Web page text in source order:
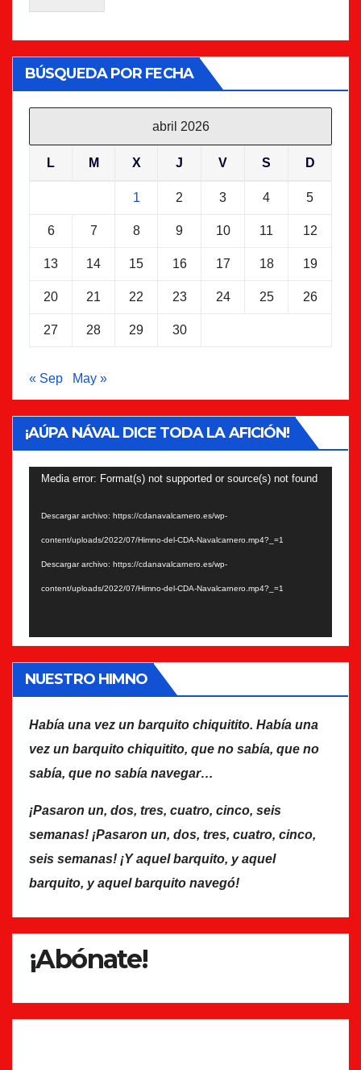
BÚSQUEDA POR FECHA
abril 2026
L M X J V S D
1 2 3 4 5
6 7 8 9 10 11 12
13 14 15 16 17 18 19
20 21 22 23 24 25 26
27 28 29 30
« Sep May »
¡AÚPA NÁVAL DICE TODA LA AFICIÓN!
Reproductor
Media error: Format(s) not supported or source(s) not found
Descargar archivo: https://cdanavalcarnero.es/wp-
content/uploads/2022/07/Himno-del-CDA-Navalcarnero.mp4?_=1
Descargar archivo: https://cdanavalcarnero.es/wp-
content/uploads/2022/07/Himno-del-CDA-Navalcarnero.mp4?_=1
NUESTRO HIMNO
Había una vez un barquito chiquitito. Había una
vez un barquito chiquitito, que no sabía, que no
sabía, que no sabía navegar…
¡Pasaron un, dos, tres, cuatro, cinco, seis
semanas! ¡Pasaron un, dos, tres, cuatro, cinco,
seis semanas! ¡Y aquel barquito, y aquel
barquito, y aquel barquito navegó!
¡Abónate!